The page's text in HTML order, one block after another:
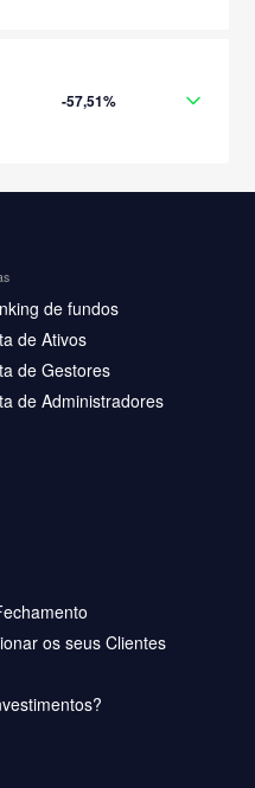
-57,51%
de fundos
de Ativos
de Gestores
de Administradores
os seus Clientes